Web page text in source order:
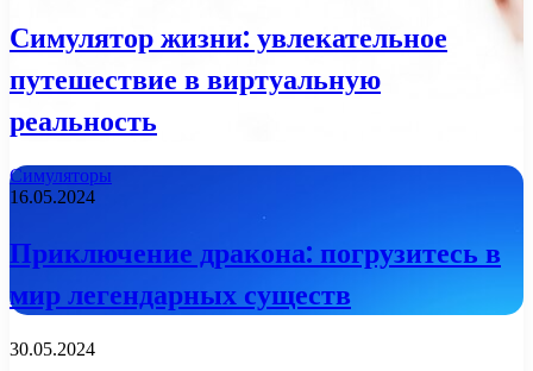
Симулятор жизни: увлекательное
путешествие в виртуальную
реальность
Симуляторы
16.05.2024
Приключение дракона: погрузитесь в
мир легендарных существ
30.05.2024